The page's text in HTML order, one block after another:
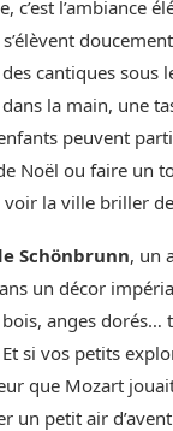
c’est l’ambiance
cantiques sous
la main, une
peuvent
Noël ou faire un
voir la ville briller
Schönbrunn, un
un décor
anges dorés…
si vos petits
que Mozart
un petit air